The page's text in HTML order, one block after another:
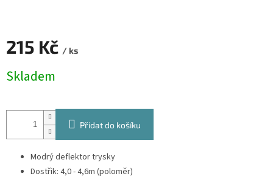
215 Kč / ks
cena:
Skladem
Přidat do košíku
Modrý deflektor trysky
Dostřik: 4,0 - 4,6m (poloměr)